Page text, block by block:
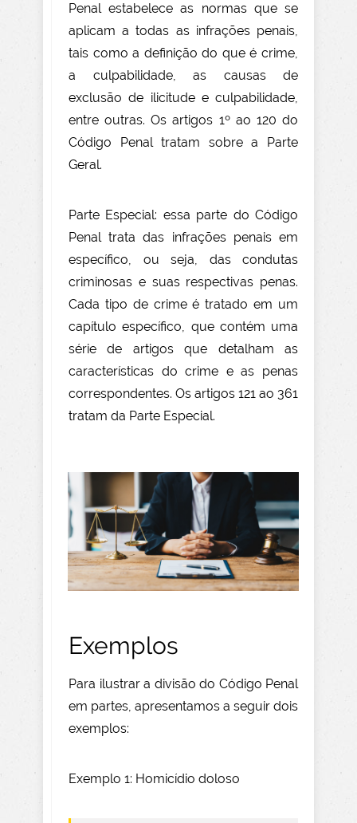
Penal estabelece as normas que se
aplicam a todas as infrações penais,
tais como a definição do que é crime,
a culpabilidade, as causas de
exclusão de ilicitude e culpabilidade,
entre outras. Os artigos 1º ao 120 do
Código Penal tratam sobre a Parte
Geral.
Parte Especial: essa parte do Código
Penal trata das infrações penais em
específico, ou seja, das condutas
criminosas e suas respectivas penas.
Cada tipo de crime é tratado em um
capítulo específico, que contém uma
série de artigos que detalham as
características do crime e as penas
correspondentes. Os artigos 121 ao 361
tratam da Parte Especial.
Exemplos
Para ilustrar a divisão do Código Penal
em partes, apresentamos a seguir dois
exemplos:
Exemplo 1: Homicídio doloso